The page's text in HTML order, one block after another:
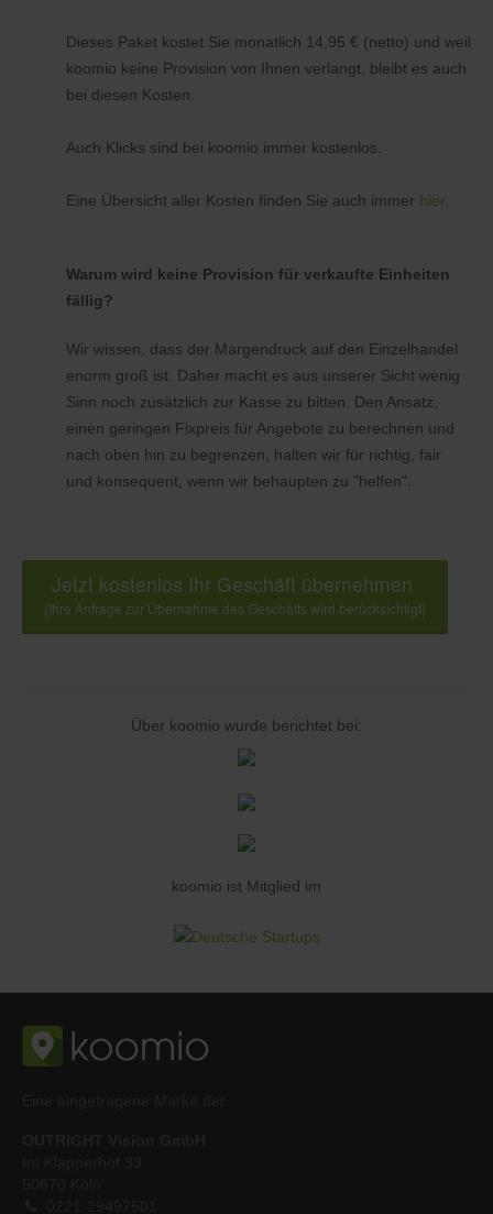
Dieses Paket kostet Sie monatlich 14,95 € (netto) und weil
koomio keine Provision von Ihnen verlangt, bleibt es auch
bei diesen Kosten.
Auch Klicks sind bei koomio immer kostenlos.
Eine Übersicht aller Kosten finden Sie auch immer hier.
Warum wird keine Provision für verkaufte Einheiten
fällig?
Wir wissen, dass der Margendruck auf den Einzelhandel
enorm groß ist. Daher macht es aus unserer Sicht wenig
Sinn noch zusätzlich zur Kasse zu bitten. Den Ansatz,
einen geringen Fixpreis für Angebote zu berechnen und
nach oben hin zu begrenzen, halten wir für richtig, fair
und konsequent, wenn wir behaupten zu "helfen".
Jetzt kostenlos Ihr Geschäft übernehmen
(Ihre Anfrage zur Übernahme des Geschäfts wird berücksichtigt)
Über koomio wurde berichtet bei:
koomio ist Mitglied im